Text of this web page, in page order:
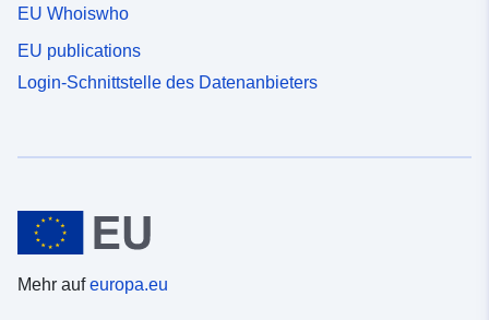
EU Whoiswho
EU publications
Login-Schnittstelle des Datenanbieters
Mehr aufeuropa.eu